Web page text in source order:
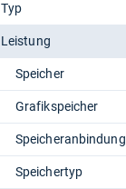
Typ
Leistung
Speicher
Grafikspeicher
Speicheranbindung
Speichertyp